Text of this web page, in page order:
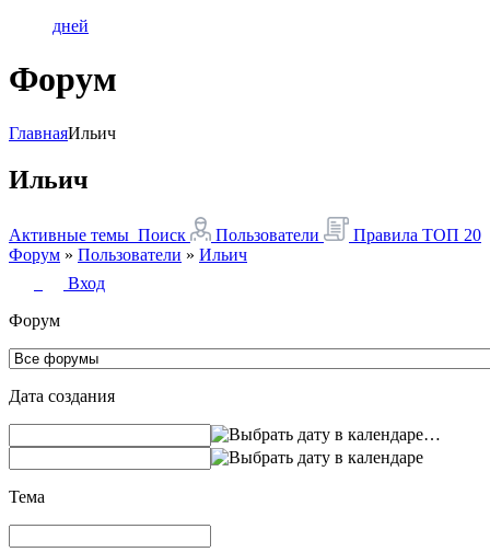
дней
Форум
ГлавнаяИльич
Ильич
Активные темы Поиск Пользователи Правила ТОП 20
Форум » Пользователи » Ильич
Вход
Форум
Дата создания
…
Тема